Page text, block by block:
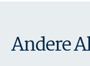
Andere